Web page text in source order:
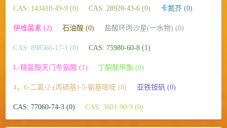
CAS: 143418-49-9 (0) CAS: 28920-43-6 (0) 卡氮芥 (0)
伊维菌素 (2) 石油酸 (0) 盐酸环丙沙星(一水物) (0)
CAS: 898566-17-1 (0) CAS: 75980-60-8 (1)
L-精氨酸天门冬氨酸 (1) 丁酮酸甲酯 (0)
4，6-二氯-2-(丙硫基)-5-氨基嘧啶 (0) 亚铁铵矾 (0)
CAS: 77060-74-3 (0) CAS: 3601-90-9 (0)